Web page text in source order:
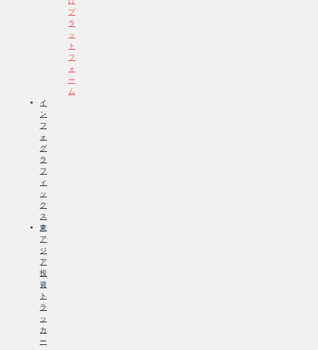
プ
ラ
ッ
ト
フ
ォ
ー
ム
イ
ン
フ
ォ
グ
ラ
フ
ィ
ッ
ク
ス
東
ア
ジ
ア
投
資
ト
ラ
ッ
カ
ー